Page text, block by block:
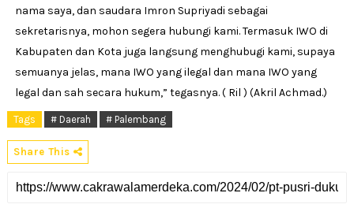
nama saya, dan saudara Imron Supriyadi sebagai
sekretarisnya, mohon segera hubungi kami. Termasuk IWO di
Kabupaten dan Kota juga langsung menghubugi kami, supaya
semuanya jelas, mana IWO yang ilegal dan mana IWO yang
legal dan sah secara hukum,” tegasnya. ( Ril ) (Akril Achmad.)
Tags # Daerah # Palembang
Share This